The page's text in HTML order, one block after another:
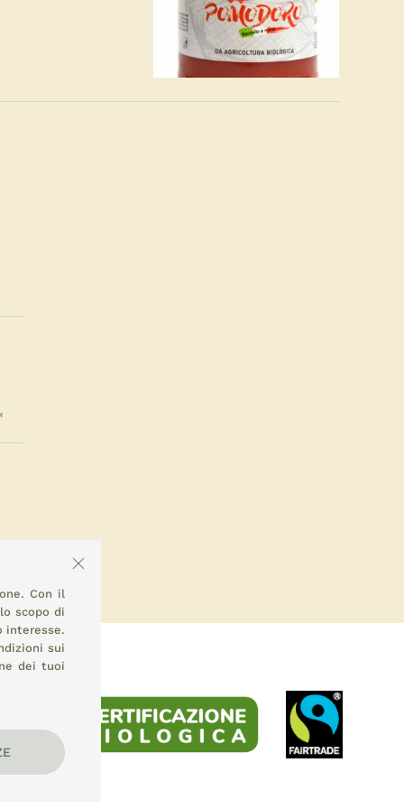
Con il
scopo di
interesse.
sui
dei tuoi